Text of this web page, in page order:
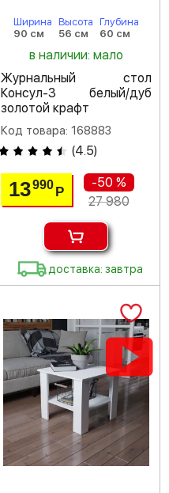
Ширина
90 см
Высота
56 см
Глубина
60 см
в наличии: мало
Журнальный стол
Консул-3 белый/дуб
золотой крафт
Код товара: 168883
(4.5)
13990 Р
-50 %
27 980
доставка: завтра